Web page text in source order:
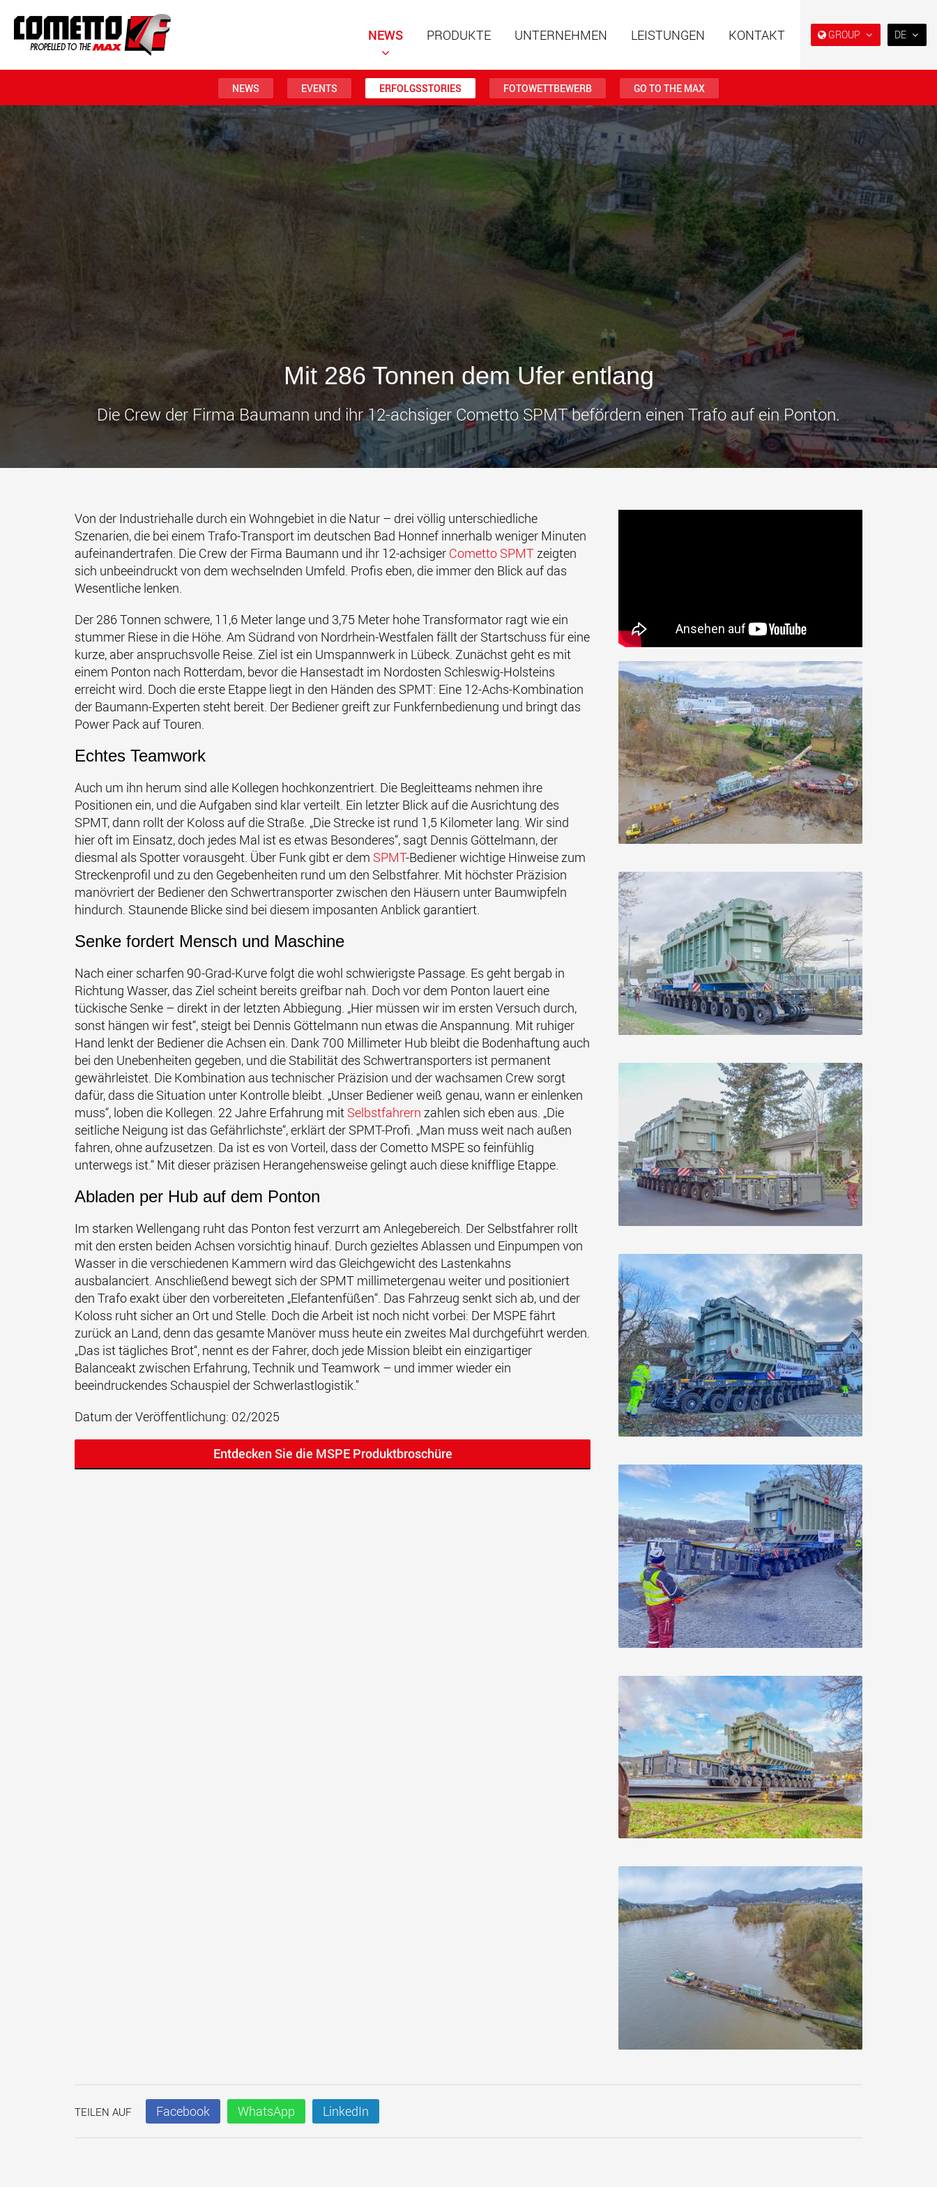
GROUP
Spezialfahrzeuge in
modularer Bauweise für
Nutzlasten von 15 t bis 123 t
www.maxtrailer.eu
Semi-Tieflader und Tieflader,
konzipiert für den US-Markt.
www.maxtrailer.us
Spezialfahrzeuge für
Nutzlasten von 20 t bis 500 t
www.faymonville.com
Batteriebetriebene
Elektrofahrzeuge mit
Nutzlasten ab 5 t
www.morello.eu.com
Transportfahrzeuge für
leichtere Nutzlastklassen in
den USA
www.morello.us.com
SPMT und
Industrietransporter für
Nutzlasten bis 25.000 t und
mehr
www.cometto.com
DE
日本
PT(BR)
NEWS PRODUKTE UNTERNEHMEN LEISTUNGEN KONTAKT
NEWS EVENTS ERFOLGSSTORIES FOTOWETTBEWERB GO TO THE MAX
Mit 286 Tonnen dem Ufer entlang
Die Crew der Firma Baumann und ihr 12-achsiger Cometto SPMT befördern einen Trafo auf ein Ponton.
Von der Industriehalle durch ein Wohngebiet in die Natur – drei völlig unterschiedliche
Szenarien, die bei einem Trafo-Transport im deutschen Bad Honnef innerhalb weniger Minuten
aufeinandertrafen. Die Crew der Firma Baumann und ihr 12-achsiger Cometto SPMTzeigten
sich unbeeindruckt von dem wechselnden Umfeld. Profis eben, die immer den Blick auf das
Wesentliche lenken.
Der 286 Tonnen schwere, 11,6 Meter lange und 3,75 Meter hohe Transformator ragt wie ein
stummer Riese in die Höhe. Am Südrand von Nordrhein-Westfalen fällt der Startschuss für eine
kurze, aber anspruchsvolle Reise. Ziel ist ein Umspannwerk in Lübeck. Zunächst geht es mit
einem Ponton nach Rotterdam, bevor die Hansestadt im Nordosten Schleswig-Holsteins
erreicht wird. Doch die erste Etappe liegt in den Händen des SPMT: Eine 12-Achs-Kombination
der Baumann-Experten steht bereit. Der Bediener greift zur Funkfernbedienung und bringt das
Power Pack auf Touren.
Echtes Teamwork
Auch um ihn herum sind alle Kollegen hochkonzentriert. Die Begleitteams nehmen ihre
Positionen ein, und die Aufgaben sind klar verteilt. Ein letzter Blick auf die Ausrichtung des
SPMT, dann rollt der Koloss auf die Straße. „Die Strecke ist rund 1,5 Kilometer lang. Wir sind
hier oft im Einsatz, doch jedes Mal ist es etwas Besonderes“, sagt Dennis Göttelmann, der
diesmal als Spotter vorausgeht. Über Funk gibt er dem SPMT-Bediener wichtige Hinweise zum
Streckenprofil und zu den Gegebenheiten rund um den Selbstfahrer. Mit höchster Präzision
manövriert der Bediener den Schwertransporter zwischen den Häusern unter Baumwipfeln
hindurch. Staunende Blicke sind bei diesem imposanten Anblick garantiert.
Senke fordert Mensch und Maschine
Nach einer scharfen 90-Grad-Kurve folgt die wohl schwierigste Passage. Es geht bergab in
Richtung Wasser, das Ziel scheint bereits greifbar nah. Doch vor dem Ponton lauert eine
tückische Senke – direkt in der letzten Abbiegung. „Hier müssen wir im ersten Versuch durch,
sonst hängen wir fest“, steigt bei Dennis Göttelmann nun etwas die Anspannung. Mit ruhiger
Hand lenkt der Bediener die Achsen ein. Dank 700 Millimeter Hub bleibt die Bodenhaftung auch
bei den Unebenheiten gegeben, und die Stabilität des Schwertransporters ist permanent
gewährleistet. Die Kombination aus technischer Präzision und der wachsamen Crew sorgt
dafür, dass die Situation unter Kontrolle bleibt. „Unser Bediener weiß genau, wann er einlenken
muss“, loben die Kollegen. 22 Jahre Erfahrung mit Selbstfahrern zahlen sich eben aus. „Die
seitliche Neigung ist das Gefährlichste“, erklärt der SPMT-Profi. „Man muss weit nach außen
fahren, ohne aufzusetzen. Da ist es von Vorteil, dass der Cometto MSPE so feinfühlig
unterwegs ist.“ Mit dieser präzisen Herangehensweise gelingt auch diese knifflige Etappe.
Abladen per Hub auf dem Ponton
Im starken Wellengang ruht das Ponton fest verzurrt am Anlegebereich. Der Selbstfahrer rollt
mit den ersten beiden Achsen vorsichtig hinauf. Durch gezieltes Ablassen und Einpumpen von
Wasser in die verschiedenen Kammern wird das Gleichgewicht des Lastenkahns
ausbalanciert. Anschließend bewegt sich der SPMT millimetergenau weiter und positioniert
den Trafo exakt über den vorbereiteten „Elefantenfüßen“. Das Fahrzeug senkt sich ab, und der
Koloss ruht sicher an Ort und Stelle. Doch die Arbeit ist noch nicht vorbei: Der MSPE fährt
zurück an Land, denn das gesamte Manöver muss heute ein zweites Mal durchgeführt werden.
„Das ist tägliches Brot“, nennt es der Fahrer, doch jede Mission bleibt ein einzigartiger
Balanceakt zwischen Erfahrung, Technik und Teamwork – und immer wieder ein
beeindruckendes Schauspiel der Schwerlastlogistik."
Datum der Veröffentlichung: 02/2025
Entdecken Sie die MSPE Produktbroschüre
TEILEN AUF Facebook WhatsApp LinkedIn